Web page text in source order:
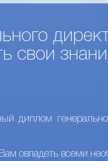
свои
диплом
овладеть всеми